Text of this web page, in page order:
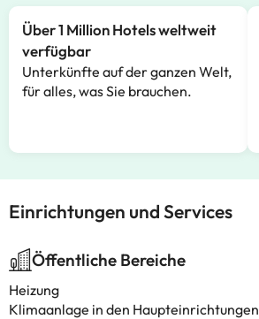
Über 1 Million Hotels weltweit
verfügbar
Unterkünfte auf der ganzen Welt,
für alles, was Sie brauchen.
Einrichtungen und Services
Öffentliche Bereiche
Heizung
Klimaanlage in den Haupteinrichtungen